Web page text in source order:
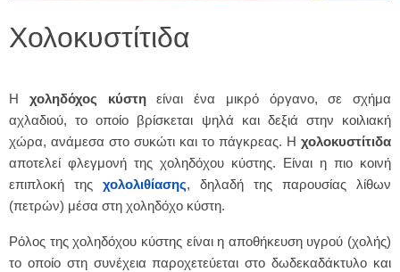
Χολοκυστίτιδα
Η χοληδόχος κύστηείναι ένα μικρό όργανο, σε σχήμα
αχλαδιού, το οποίο βρίσκεται ψηλά και δεξιά στην κοιλιακή
χώρα, ανάμεσα στο συκώτι και το πάγκρεας. Η χολοκυστίτιδα
αποτελεί φλεγμονή της χοληδόχου κύστης. Είναι η πιο κοινή
επιπλοκή της χολολιθίασης, δηλαδή της παρουσίας λίθων
(πετρών) μέσα στη χοληδόχο κύστη.
Ρόλος της χοληδόχου κύστης είναι η αποθήκευση υγρού (χολής)
το οποίο στη συνέχεια παροχετεύεται στο δωδεκαδάκτυλο και